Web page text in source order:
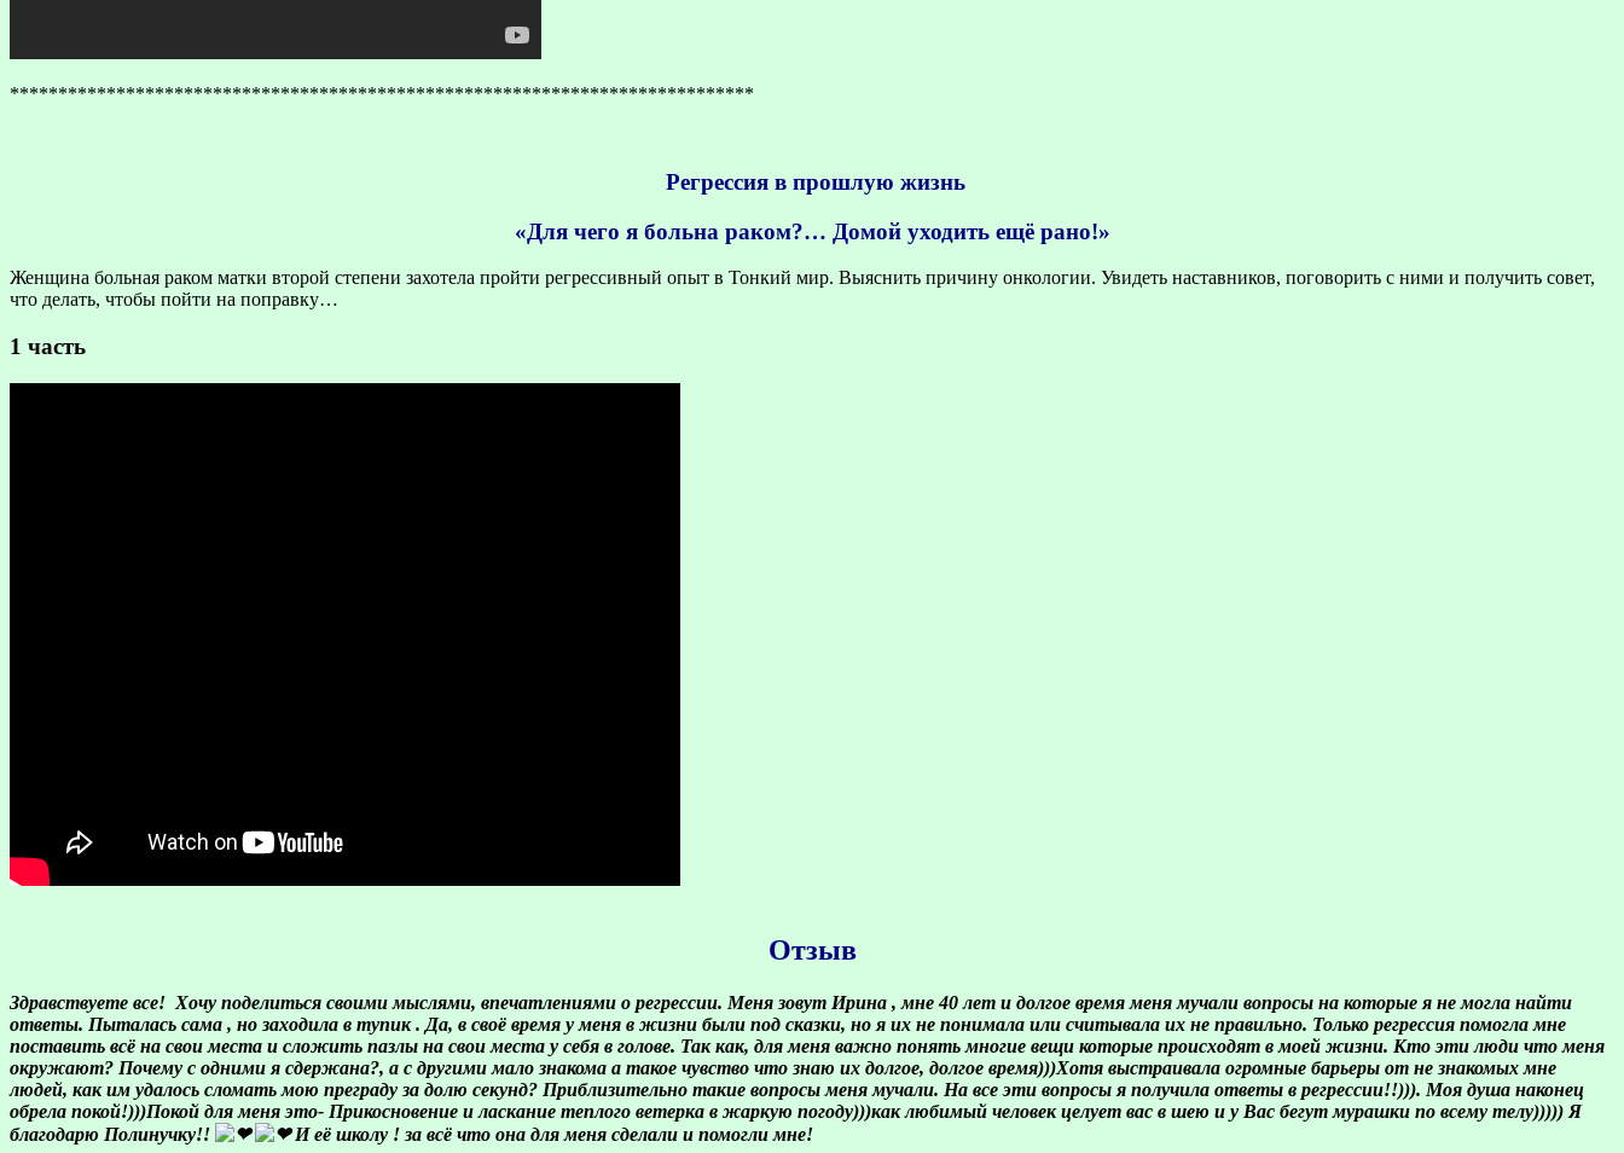
*****************************************************************************
Регрессия в прошлую жизнь
«Для чего я больна раком?… Домой уходить ещё рано!»
Женщина больная раком матки второй степени захотела пройти регрессивный опыт в Тонкий мир. Выяснить причину онкологии. Увидеть наставников, поговорить с ними и получить совет,
что делать, чтобы пойти на поправку…
1 часть
Отзыв
Здравствуете все! Хочу поделиться своими мыслями, впечатлениями о регрессии. Меня зовут Ирина , мне 40 лет и долгое время меня мучали вопросы на которые я не могла найти
ответы. Пыталась сама , но заходила в тупик . Да, в своё время у меня в жизни были под сказки, но я их не понимала или считывала их не правильно. Только регрессия помогла мне
поставить всё на свои места и сложить пазлы на свои места у себя в голове. Так как, для меня важно понять многие вещи которые происходят в моей жизни. Кто эти люди что меня
окружают? Почему с одними я сдержана?, а с другими мало знакома а такое чувство что знаю их долгое, долгое время)))Хотя выстраивала огромные барьеры от не знакомых мне
людей, как им удалось сломать мою преграду за долю секунд? Приблизительно такие вопросы меня мучали. На все эти вопросы я получила ответы в регрессии!!))). Моя душа наконец
обрела покой!)))Покой для меня это- Прикосновение и ласкание теплого ветерка в жаркую погоду)))как любимый человек целует вас в шею и у Вас бегут мурашки по всему телу))))) Я
благодарю Полинучку!!
И её школу ! за всё что она для меня сделали и помогли мне!